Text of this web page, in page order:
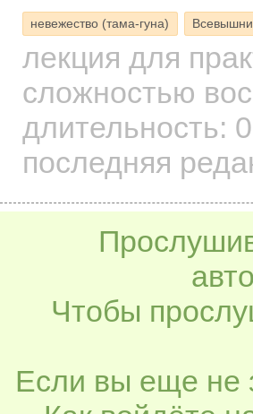
невежество (тама-гуна)
лекция для
сложностью
длительность:
последняя
Чтобы
Если вы еще не